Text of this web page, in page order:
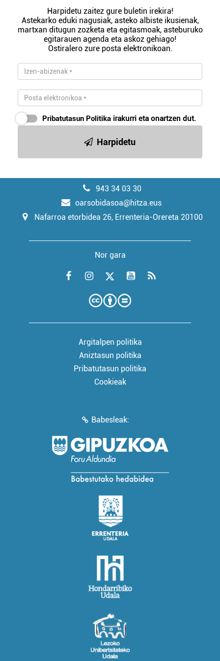
Harpidetu zaitez gure buletin irekira!
Astekarko eduki nagusiak, asteko albiste ikusienak,
martxan ditugun zozketa eta egitasmoak, asteburuko
egitarauen agenda eta askoz gehiago!
Ostiralero zure posta elektronikoan.
Pribatutasun Politika irakurri eta onartzen dut.
Harpidetu
943 34 03 30
oarsobidasoa@hitza.eus
Nafarroa etorbidea 26, Errenteria-Orereta 20100
Nor gara
Argitalpen politika
Aniztasun politika
Pribatutasun politika
Cookieak
Babesleak: